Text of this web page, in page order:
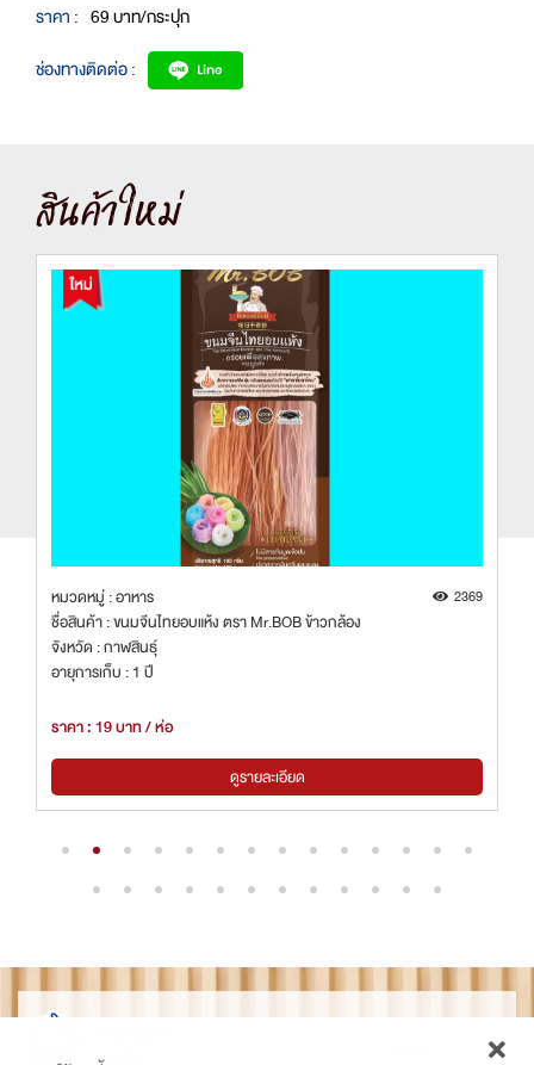
ราคา : 69 บาท/กระปุก
ช่องทางติดต่อ :
สินค้าใหม่
หมวดหมู่ : อาหาร 2369
ชื่อสินค้า : ขนมจีนไทยอบแห้ง ตรา Mr.BOB ข้าวกล้อง
จังหวัด : กาฬสินธุ์
อายุการเก็บ : 1 ปี
ราคา : 19 บาท / ห่อ
ดูรายละเอียด
ไทยเด็ด